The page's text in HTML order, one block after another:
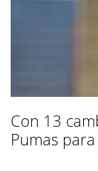
Con 13
Pumas